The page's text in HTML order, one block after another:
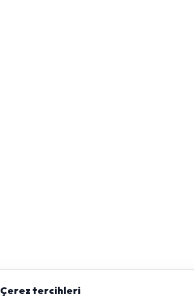
Çerez tercihleri